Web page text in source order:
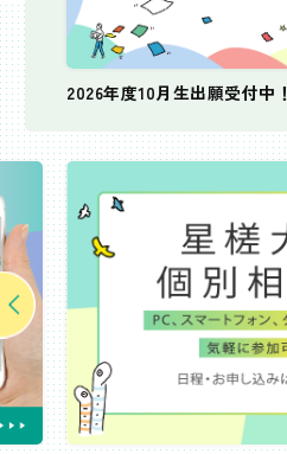
2026年度10月生出願受付中！